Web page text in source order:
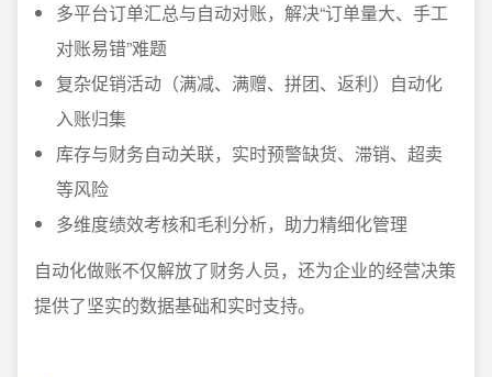
多平台订单汇总与自动对账，解决“订单量大、手工
对账易错”难题
复杂促销活动（满减、满赠、拼团、返利）自动化
入账归集
库存与财务自动关联，实时预警缺货、滞销、超卖
等风险
多维度绩效考核和毛利分析，助力精细化管理
自动化做账不仅解放了财务人员，还为企业的经营决策
提供了坚实的数据基础和实时支持。